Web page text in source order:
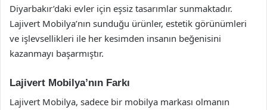
Diyarbakır’daki evler için eşsiz tasarımlar sunmaktadır.
Lajivert Mobilya’nın sunduğu ürünler, estetik görünümleri
ve işlevsellikleri ile her kesimden insanın beğenisini
kazanmayı başarmıştır.
Lajivert Mobilya’nın Farkı
Lajivert Mobilya, sadece bir mobilya markası olmanın